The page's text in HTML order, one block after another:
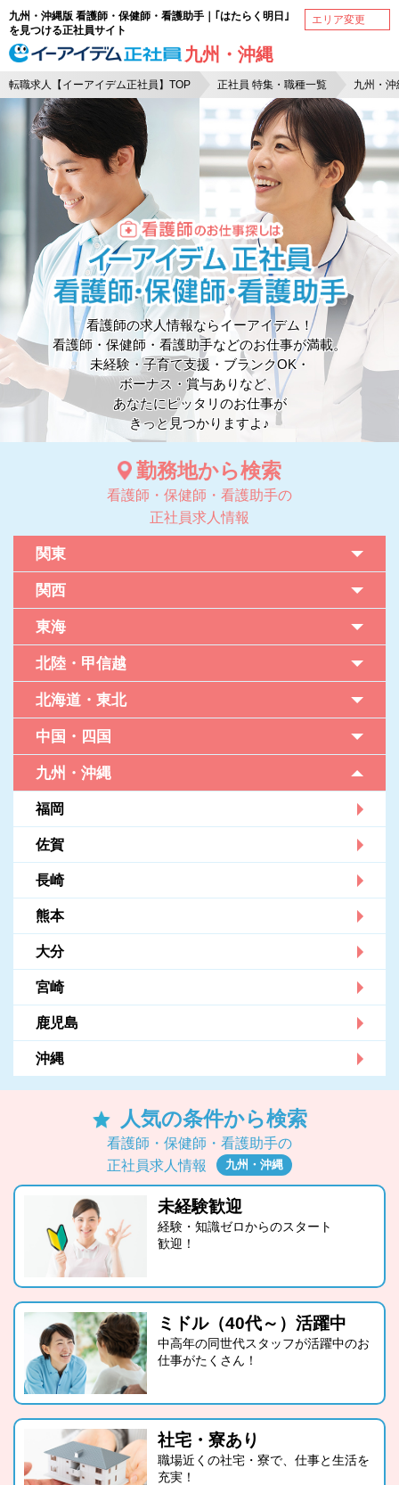
九州・沖縄版 看護師・保健師・看護助手｜｢はたらく明日｣
を見つける正社員サイト
エリア変更
九州・沖縄
転職求人【イーアイデム正社員】TOP 正社員 特集・職種一覧 九州・
看護師の求人情報ならイーアイデム！
看護師・保健師・看護助手などのお仕事が満載。
未経験・子育て支援・ブランクOK・
ボーナス・賞与ありなど、
あなたにピッタリのお仕事が
きっと見つかりますよ♪
勤務地から検索
看護師・保健師・看護助手の
正社員求人情報
関東
関西
東海
北陸・甲信越
北海道・東北
中国・四国
九州・沖縄
福岡
佐賀
長崎
熊本
大分
宮崎
鹿児島
沖縄
人気の条件から検索
看護師・保健師・看護助手の
正社員求人情報
九州・沖縄
未経験歓迎
経験・知識ゼロからのスタート
歓迎！
ミドル（40代～）活躍中
中高年の同世代スタッフが活躍中のお
仕事がたくさん！
社宅・寮あり
職場近くの社宅・寮で、仕事と生活を
充実！